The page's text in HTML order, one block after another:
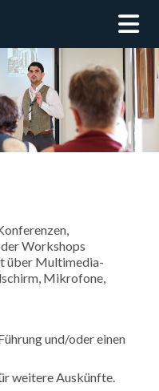
Workshops
über Multimedia-
Mikrofone,
und/oder einen
weitere Auskünfte.